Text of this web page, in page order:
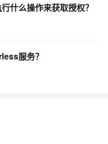
什么操作来获取授权？
服务？